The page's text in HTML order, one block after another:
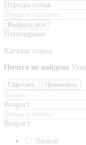
Породы собак
Выбрать все
Популярные
Каталог пород
Ничего не найдено
Сбросить Применить
Возраст
Возраст
Любой